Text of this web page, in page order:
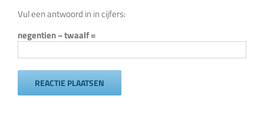
Vul een antwoord in in cijfers:
negentien − twaalf =